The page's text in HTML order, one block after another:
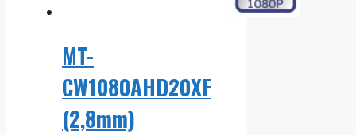
MT-
CW1080AHD20XF
(2,8mm)